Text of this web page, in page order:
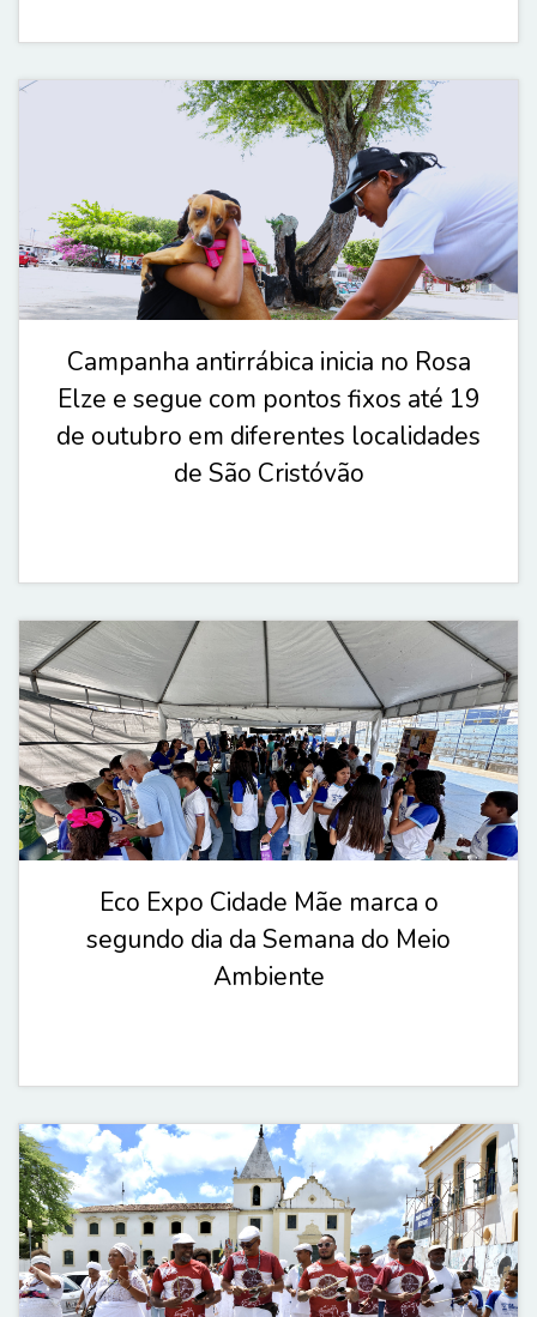
Campanha antirrábica inicia no Rosa
Elze e segue com pontos fixos até 19
de outubro em diferentes localidades
de São Cristóvão
Eco Expo Cidade Mãe marca o
segundo dia da Semana do Meio
Ambiente